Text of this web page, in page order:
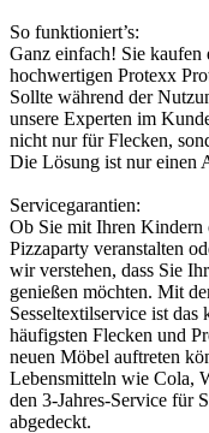
So funktioniert’s:
Ganz einfach! Sie kaufen
hochwertigen Protexx
Sollte während der
unsere Experten im
nicht nur für Flecken,
Die Lösung ist nur einen
Servicegarantien:
Ob Sie mit Ihren Kindern
Pizzaparty veranstalten
wir verstehen, dass Sie
genießen möchten. Mit
Sesseltextilservice ist
häufigsten Flecken und
neuen Möbel auftreten
Lebensmitteln wie Cola,
den 3-Jahres-Service für
abgedeckt.